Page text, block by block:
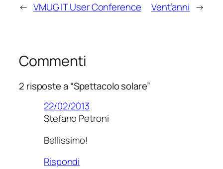
← VMUG IT User Conference Vent’anni →
Commenti
2 risposte a “Spettacolo solare”
22/02/2013
Stefano Petroni
Bellissimo!
Rispondi